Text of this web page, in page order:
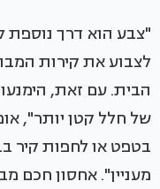
"צבע הוא דרך נוספת
לצבוע את קירות
הבית. עם זאת,
של חלל קטן יותר",
בטפט או לחפות קיר
מעניין". אחסון חכם